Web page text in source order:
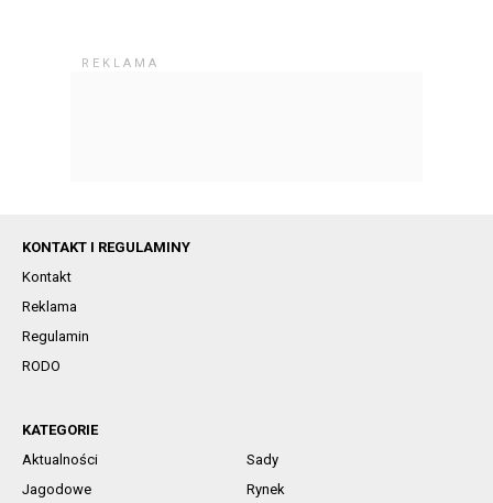
KONTAKT I REGULAMINY
Kontakt
Reklama
Regulamin
RODO
KATEGORIE
Aktualności
Sady
Jagodowe
Rynek